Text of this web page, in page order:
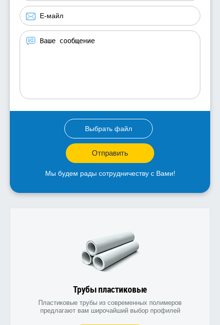
Выбрать файл
Отправить
Мы будем рады сотрудничеству с Вами!
Трубы пластиковые
Пластиковые трубы из современных полимеров
предлагают вам широчайший выбор профилей